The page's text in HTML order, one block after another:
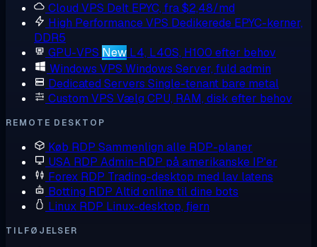
Cloud VPS Delt EPYC, fra $2,48/md
High Performance VPS Dedikerede EPYC-kerner,
DDR5
GPU-VPS New L4, L40S, H100 efter behov
Windows VPS Windows Server, fuld admin
Dedicated Servers Single-tenant bare metal
Custom VPS Vælg CPU, RAM, disk efter behov
REMOTE DESKTOP
Køb RDP Sammenlign alle RDP-planer
USA RDP Admin-RDP på amerikanske IP'er
Forex RDP Trading-desktop med lav latens
Botting RDP Altid online til dine bots
Linux RDP Linux-desktop, fjern
TILFØJELSER